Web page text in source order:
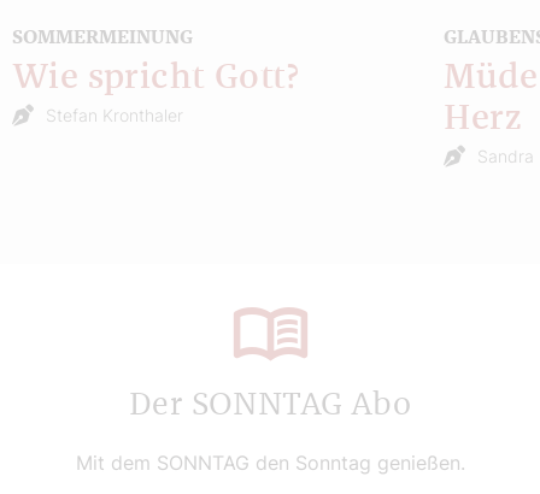
SOMMERMEINUNG
Wie spricht Gott?
Stefan Kronthaler
Herz
Sandra
Der SONNTAG Abo
Mit dem SONNTAG den Sonntag genießen.